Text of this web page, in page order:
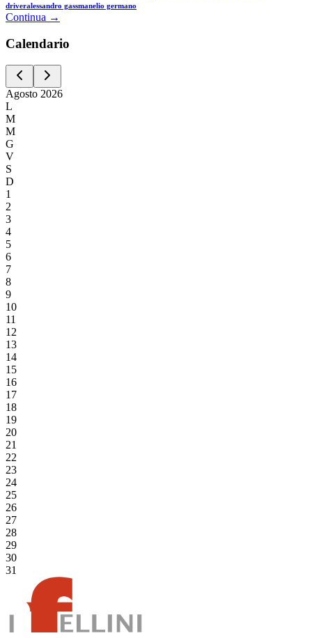
driveralessandro gassmanelio germano
Continua →
Calendario
Agosto 2026
L
M
M
G
V
S
D
1
2
3
4
5
6
7
8
9
10
11
12
13
14
15
16
17
18
19
20
21
22
23
24
25
26
27
28
29
30
31